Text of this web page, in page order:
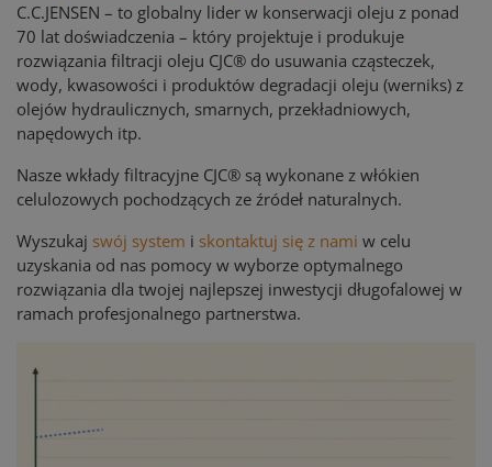
C.C.JENSEN – to globalny lider w konserwacji oleju z ponad
70 lat doświadczenia – który projektuje i produkuje
rozwiązania filtracji oleju CJC® do usuwania cząsteczek,
wody, kwasowości i produktów degradacji oleju (werniks) z
olejów hydraulicznych, smarnych, przekładniowych,
napędowych itp.
Nasze wkłady filtracyjne CJC® są wykonane z włókien
celulozowych pochodzących ze źródeł naturalnych.
Wyszukaj swój system i skontaktuj się z nami w celu
uzyskania od nas pomocy w wyborze optymalnego
rozwiązania dla twojej najlepszej inwestycji długofalowej w
ramach profesjonalnego partnerstwa.